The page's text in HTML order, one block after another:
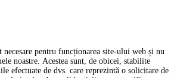
necesare pentru funcționarea site-ului web și nu
noastre. Acestea sunt, de obicei, stabilite
efectuate de dvs. care reprezintă o solicitare de